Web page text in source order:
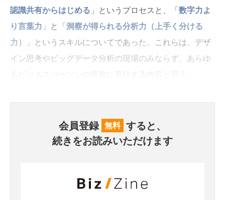
認識共有からはじめる 」というプロセスと、「数字力よ
り言葉力 」と「洞察が得られる分析力（上手く分ける
力）
」というスキルについてであった。これらは、デザ
イン思考やビッグデータ分析の現場のみならず、あらゆ
会員登録 無料 すると、
続きをお読みいただけます